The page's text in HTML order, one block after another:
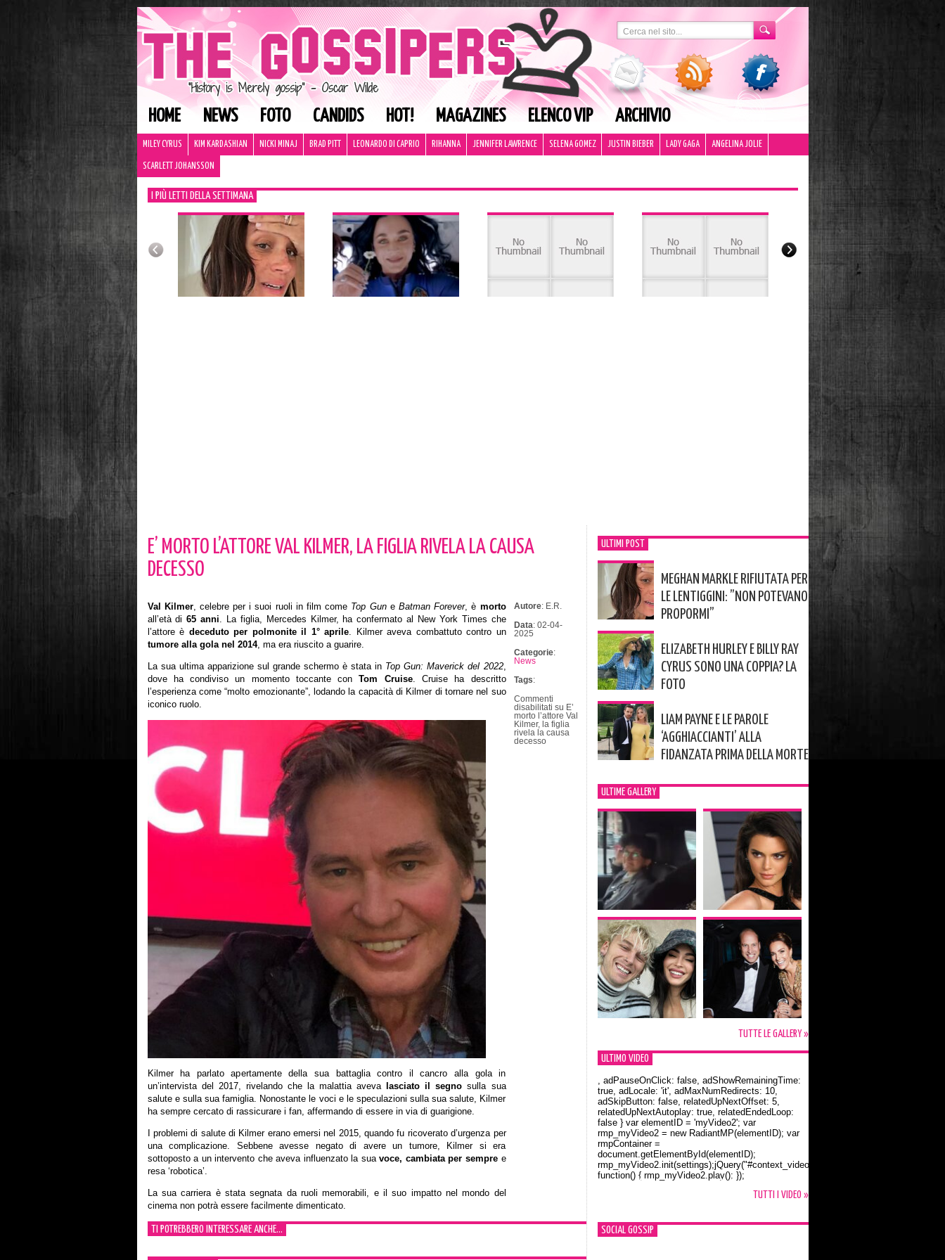
HOME NEWS FOTO CANDIDS HOT! MAGAZINES ELENCO VIP ARCHIVIO
MILEY CYRUS KIM KARDASHIAN NICKI MINAJ BRAD PITT LEONARDO DI CAPRIO RIHANNA JENNIFER LAWRENCE SELENA GOMEZ JUSTIN BIEBER LADY GAGA ANGELINA JOLIE
SCARLETT JOHANSSON
I PIÙ LETTI DELLA SETTIMANA
E’ MORTO L’ATTORE VAL KILMER, LA FIGLIA RIVELA LA CAUSA
DECESSO
Val Kilmer, celebre per i suoi ruoli in film come Top Gune Batman Forever, è morto
all’età di65 anni. La figlia, Mercedes Kilmer, ha confermato al New York Times che
l’attore è deceduto per polmonite il 1° aprile. Kilmer aveva combattuto contro un
tumore alla gola nel 2014, ma era riuscito a guarire.
La sua ultima apparizione sul grande schermo è stata in Top Gun: Maverick del 2022,
dove ha condiviso un momento toccante conTom Cruise. Cruise ha descritto
l’esperienza come “molto emozionante”, lodando la capacità di Kilmer di tornare nel suo
iconico ruolo.
Kilmer ha parlato apertamente della sua battaglia contro il cancro alla gola in
un’intervista del 2017, rivelando che la malattia aveva
lasciato il segno sulla sua
salute e sulla sua famiglia. Nonostante le voci e le speculazioni sulla sua salute, Kilmer
ha sempre cercato di rassicurare i fan, affermando di essere in via di guarigione.
I problemi di salute di Kilmer erano emersi nel 2015, quando fu ricoverato d’urgenza per
una complicazione. Sebbene avesse negato di avere un tumore, Kilmer si era
sottoposto a un intervento che aveva influenzato la suavoce, cambiata per sempree
resa ‘robotica’.
La sua carriera è stata segnata da ruoli memorabili, e il suo impatto nel mondo del
cinema non potrà essere facilmente dimenticato.
Autore: E.R.
Data: 02-04-
2025
Categorie:
News
Tags:
Commenti
disabilitati su E’
morto l’attore Val
Kilmer, la figlia
rivela la causa
decesso
TI POTREBBERO INTERESSARE ANCHE...
ULTIMI POST
MEGHAN MARKLE RIFIUTATA PER
LE LENTIGGINI: ”NON POTEVANO
PROPORMI”
ELIZABETH HURLEY E BILLY RAY
CYRUS SONO UNA COPPIA? LA
FOTO
LIAM PAYNE E LE PAROLE
‘AGGHIACCIANTI’ ALLA
FIDANZATA PRIMA DELLA MORTE
ULTIME GALLERY
TUTTE LE GALLERY »
ULTIMO VIDEO
Orlando Bloom e la t-shirt dedicata a Flynn
, adPauseOnClick: false, adShowRemainingTime:
true, adLocale: 'it', adMaxNumRedirects: 10,
adSkipButton: false, relatedUpNextOffset: 5,
relatedUpNextAutoplay: true, relatedEndedLoop:
false } var elementID = 'myVideo2'; var
rmp_myVideo2 = new RadiantMP(elementID); var
rmpContainer =
document.getElementById(elementID);
rmp_myVideo2.init(settings);jQuery("#context_video2").one("mouseover",
function() { rmp_myVideo2.play(); });
TUTTI I VIDEO »
SOCIAL GOSSIP